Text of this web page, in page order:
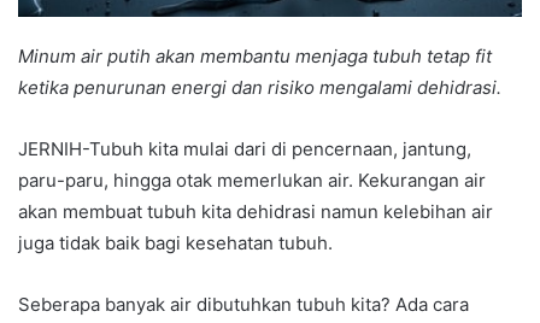
Minum air putih akan membantu menjaga tubuh tetap fit
ketika penurunan energi dan risiko mengalami dehidrasi.
JERNIH-Tubuh kita mulai dari di pencernaan, jantung,
paru-paru, hingga otak memerlukan air. Kekurangan air
akan membuat tubuh kita dehidrasi namun kelebihan air
juga tidak baik bagi kesehatan tubuh.
Seberapa banyak air dibutuhkan tubuh kita? Ada cara